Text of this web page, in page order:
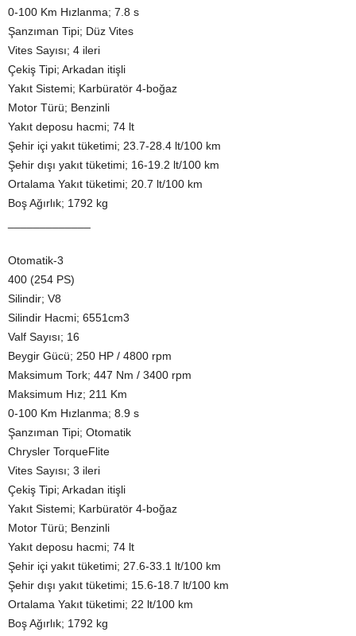
0-100 Km Hızlanma; 7.8 s
Şanzıman Tipi; Düz Vites
Vites Sayısı; 4 ileri
Çekiş Tipi; Arkadan itişli
Yakıt Sistemi; Karbüratör 4-boğaz
Motor Türü; Benzinli
Yakıt deposu hacmi; 74 lt
Şehir içi yakıt tüketimi; 23.7-28.4 lt/100 km
Şehir dışı yakıt tüketimi; 16-19.2 lt/100 km
Ortalama Yakıt tüketimi; 20.7 lt/100 km
Boş Ağırlık; 1792 kg
Otomatik-3
400 (254 PS)
Silindir; V8
Silindir Hacmi; 6551cm3
Valf Sayısı; 16
Beygir Gücü; 250 HP / 4800 rpm
Maksimum Tork; 447 Nm / 3400 rpm
Maksimum Hız; 211 Km
0-100 Km Hızlanma; 8.9 s
Şanzıman Tipi; Otomatik
Chrysler TorqueFlite
Vites Sayısı; 3 ileri
Çekiş Tipi; Arkadan itişli
Yakıt Sistemi; Karbüratör 4-boğaz
Motor Türü; Benzinli
Yakıt deposu hacmi; 74 lt
Şehir içi yakıt tüketimi; 27.6-33.1 lt/100 km
Şehir dışı yakıt tüketimi; 15.6-18.7 lt/100 km
Ortalama Yakıt tüketimi; 22 lt/100 km
Boş Ağırlık; 1792 kg